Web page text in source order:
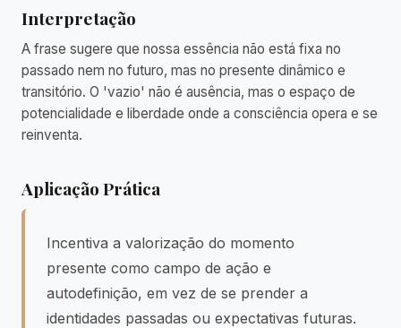
Interpretação
A frase sugere que nossa essência não está fixa no
passado nem no futuro, mas no presente dinâmico e
transitório. O 'vazio' não é ausência, mas o espaço de
potencialidade e liberdade onde a consciência opera e se
reinventa.
Aplicação Prática
Incentiva a valorização do momento
presente como campo de ação e
autodefinição, em vez de se prender a
identidades passadas ou expectativas futuras.